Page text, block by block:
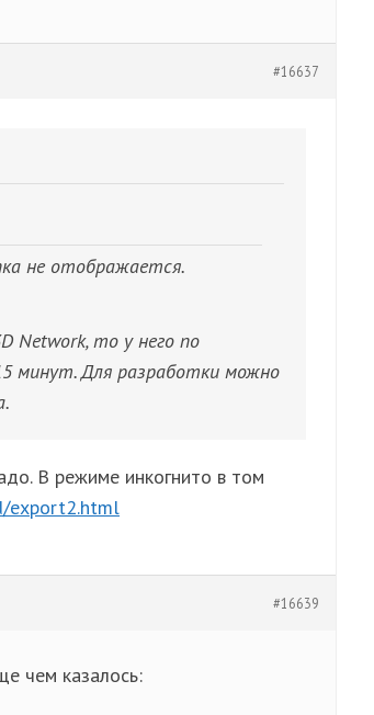
#16637
не отображается.
Network, то у него по
минут. Для разработки можно
В режиме инкогнито в том
export2.html
#16639
чем казалось: